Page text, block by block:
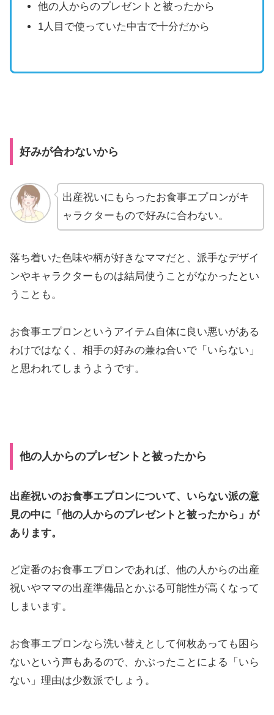
他の人からのプレゼントと被ったから
1人目で使っていた中古で十分だから
好みが合わないから
出産祝いにもらったお食事エプロンがキ
ャラクターもので好みに合わない。
落ち着いた色味や柄が好きなママだと、派手なデザイ
ンやキャラクターものは結局使うことがなかったとい
うことも。
お食事エプロンというアイテム自体に良い悪いがある
わけではなく、相手の好みの兼ね合いで「いらない」
と思われてしまうようです。
他の人からのプレゼントと被ったから
出産祝いのお食事エプロンについて、いらない派の意
見の中に「他の人からのプレゼントと被ったから」が
あります。
ど定番のお食事エプロンであれば、他の人からの出産
祝いやママの出産準備品とかぶる可能性が高くなって
しまいます。
お食事エプロンなら洗い替えとして何枚あっても困ら
ないという声もあるので、かぶったことによる「いら
ない」理由は少数派でしょう。